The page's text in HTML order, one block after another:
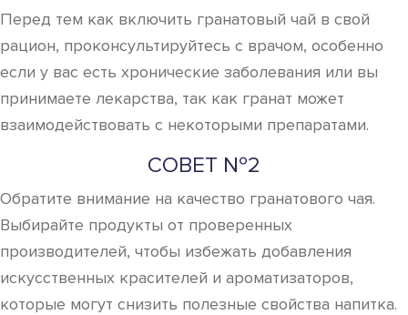
Перед тем как включить гранатовый чай в свой
рацион, проконсультируйтесь с врачом, особенно
если у вас есть хронические заболевания или вы
принимаете лекарства, так как гранат может
взаимодействовать с некоторыми препаратами.
СОВЕТ №2
Обратите внимание на качество гранатового чая.
Выбирайте продукты от проверенных
производителей, чтобы избежать добавления
искусственных красителей и ароматизаторов,
которые могут снизить полезные свойства напитка.